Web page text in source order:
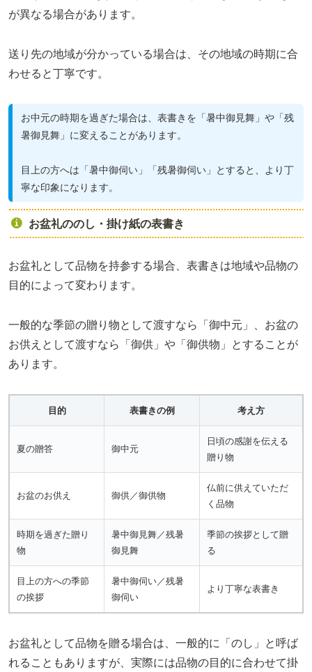
が異なる場合があります。
送り先の地域が分かっている場合は、その地域の時期に合
わせると丁寧です。
お中元の時期を過ぎた場合は、表書きを「暑中御見舞」や「残
暑御見舞」に変えることがあります。
目上の方へは「暑中御伺い」「残暑御伺い」とすると、より丁
寧な印象になります。
お盆礼ののし・掛け紙の表書き
お盆礼として品物を持参する場合、表書きは地域や品物の
目的によって変わります。
一般的な季節の贈り物として渡すなら「御中元」、お盆の
お供えとして渡すなら「御供」や「御供物」とすることが
あります。
目的 表書きの例 考え方
夏の贈答 御中元
日頃の感謝を伝える
贈り物
お盆のお供え 御供／御供物
仏前に供えていただ
く品物
時期を過ぎた贈り
物
暑中御見舞／残暑
御見舞
季節の挨拶として贈
る
目上の方への季節
の挨拶
暑中御伺い／残暑
御伺い
より丁寧な表書き
お盆礼として品物を贈る場合は、一般的に「のし」と呼ば
れることもありますが、実際には品物の目的に合わせて掛